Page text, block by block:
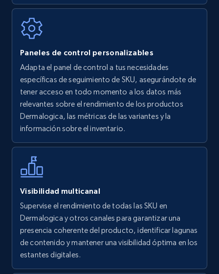
Walmart - products
URL, Final price, Sku, Currency, Gtin,
Specifications, Image urls, Top reviews, and
more.
5.6K+ 876+ Comenzar ahora
Walmart - products - Find new products by
using specific category URL
URL, Final price, Sku, Currency, Gtin,
more.
5.6K+ 876+ Comenzar ahora
Paneles de control personalizables
Adapta el panel de control a tus necesidades
específicas de seguimiento de SKU, asegurándote de
tener acceso en todo momento a los datos más
relevantes sobre el rendimiento de los productos
Dermalogica, las métricas de las variantes y la
información sobre el inventario.
Visibilidad multicanal
Supervise el rendimiento de todas las SKU en
Dermalogica y otros canales para garantizar una
presencia coherente del producto, identificar lagunas
de contenido y mantener una visibilidad óptima en los
estantes digitales.